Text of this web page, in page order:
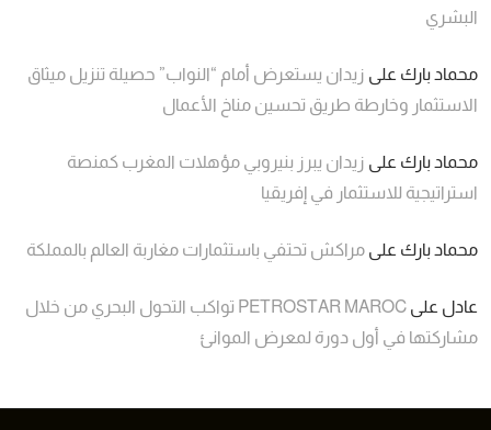
البشري
محماد بارك على زيدان يستعرض أمام “النواب” حصيلة تنزيل ميثاق
الاستثمار وخارطة طريق تحسين مناخ الأعمال
محماد بارك على زيدان يبرز بنيروبي مؤهلات المغرب كمنصة
استراتيجية للاستثمار في إفريقيا
محماد بارك على مراكش تحتفي باستثمارات مغاربة العالم بالمملكة
عادل على
PETROSTAR MAROC تواكب التحول البحري من خلال
مشاركتها في أول دورة لمعرض الموانئ